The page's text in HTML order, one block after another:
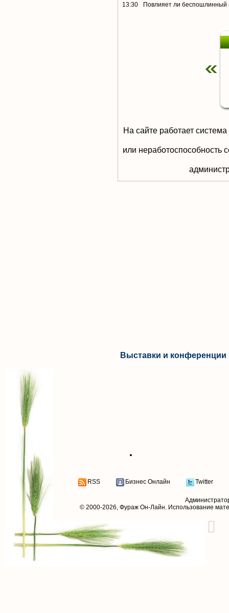
13:30 Повлияет ли беспошлинный
На сайте работает
или неработоспособность
Выставки и конференции
RSS Бизнес Онлайн Twitter
© 2000-2026, Фураж Он-Лайн. Использование